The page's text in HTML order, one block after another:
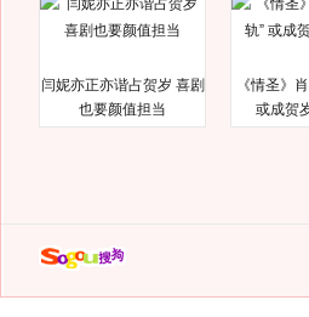
闫妮亦正亦谐占贺岁 喜剧
也要颜值担当
《情圣》
或成贺